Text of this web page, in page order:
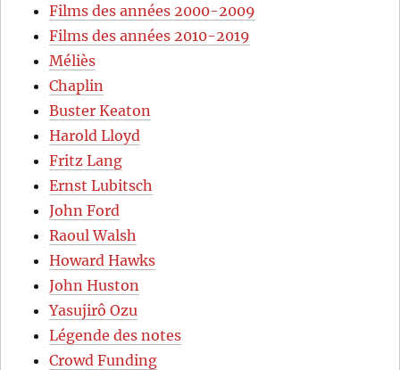
Films des années 2000-2009
Films des années 2010-2019
Méliès
Chaplin
Buster Keaton
Harold Lloyd
Fritz Lang
Ernst Lubitsch
John Ford
Raoul Walsh
Howard Hawks
John Huston
Yasujirô Ozu
Légende des notes
Crowd Funding